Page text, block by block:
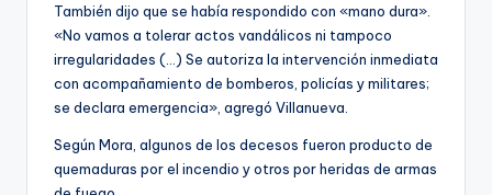
También dijo que se había respondido con «mano dura».
«No vamos a tolerar actos vandálicos ni tampoco
irregularidades (…) Se autoriza la intervención inmediata
con acompañamiento de bomberos, policías y militares;
se declara emergencia», agregó Villanueva.
Según Mora, algunos de los decesos fueron producto de
quemaduras por el incendio y otros por heridas de armas